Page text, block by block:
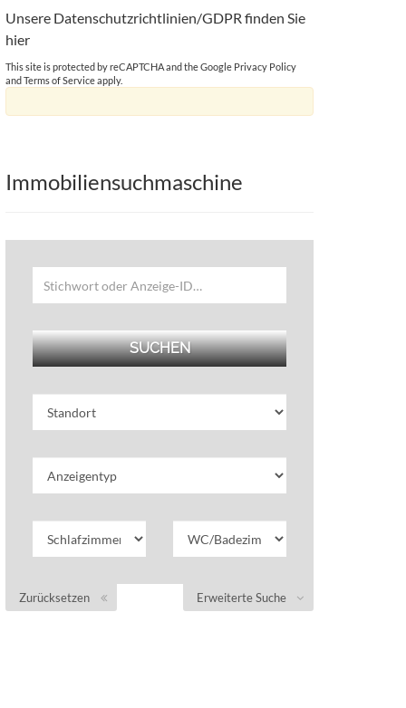
Unsere Datenschutzrichtlinien/GDPR finden Sie
hier
This site is protected by reCAPTCHA and the Google Privacy Policy
andTerms of Serviceapply.
Immobiliensuchmaschine
Erweiterte Suche
Zurücksetzen